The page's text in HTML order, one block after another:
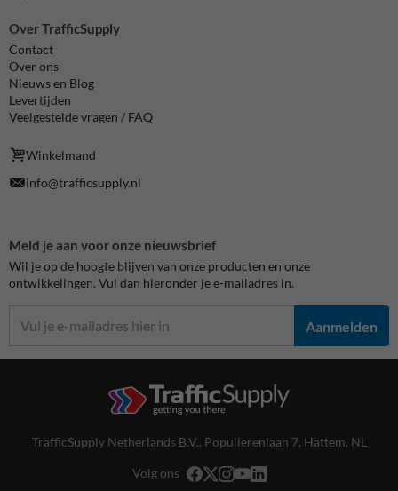
Over TrafficSupply
Contact
Over ons
Nieuws en Blog
Levertijden
Veelgestelde vragen / FAQ
Winkelmand
info@trafficsupply.nl
Meld je aan voor onze nieuwsbrief
Wil je op de hoogte blijven van onze producten en onze
ontwikkelingen. Vul dan hieronder je e-mailadres in.
Aanmelden
TrafficSupply Netherlands B.V., Populierenlaan 7, Hattem, NL
Volg ons